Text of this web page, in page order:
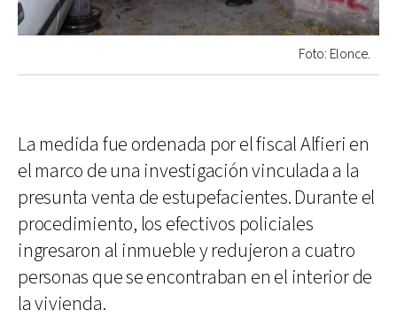
Foto: Elonce.
La medida fue ordenada por el fiscal Alfieri en
el marco de una investigación vinculada a la
presunta venta de estupefacientes. Durante el
procedimiento, los efectivos policiales
ingresaron al inmueble y redujeron a cuatro
personas que se encontraban en el interior de
la vivienda.